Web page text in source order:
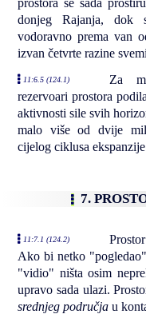
donjeg Rajanja, dok
vodoravno prema van
izvan četvrte razine
11:6.5 (124.1)
Za
rezervoari prostora
aktivnosti sile svih
malo više od dvije
cijelog ciklusa
7.
11:7.1 (124.2)
Ako bi netko
"vidio" ništa osim
upravo sada ulazi.
srednjeg područja u